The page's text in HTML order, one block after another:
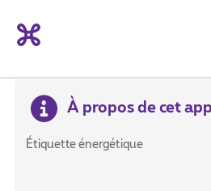
À propos de cet
Étiquette énergétique